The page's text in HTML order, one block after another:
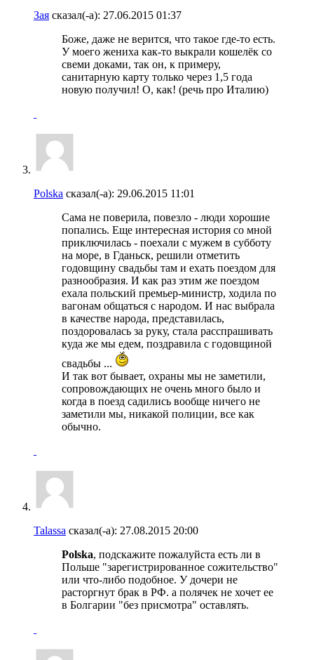
Зая сказал(-а): 27.06.2015 01:37
Боже, даже не верится, что такое где-то есть.
У моего жениха как-то выкрали кошелёк со
свеми доками, так он, к примеру,
санитарную карту только через 1,5 года
новую получил! О, как! (речь про Италию)
Polska сказал(-а): 29.06.2015 11:01
Сама не поверила, повезло - люди хорошие
попались. Еще интересная история со мной
приключилась - поехали с мужем в субботу
на море, в Гданьск, решили отметить
годовщину свадьбы там и ехать поездом для
разнообразия. И как раз этим же поездом
ехала польский премьер-министр, ходила по
вагонам общаться с народом. И нас выбрала
в качестве народа, представилась,
поздоровалась за руку, стала расспрашивать
куда же мы едем, поздравила с годовщиной
свадьбы ...
И так вот бывает, охраны мы не заметили,
сопровождающих не очень много было и
когда в поезд садились вообще ничего не
заметили мы, никакой полиции, все как
обычно.
Talassa сказал(-а): 27.08.2015 20:00
Polska, подскажите пожалуйста есть ли в
Польше "зарегистрированное сожительство"
или что-либо подобное. У дочери не
расторгнут брак в РФ. а полячек не хочет ее
в Болгарии "без присмотра" оставлять.